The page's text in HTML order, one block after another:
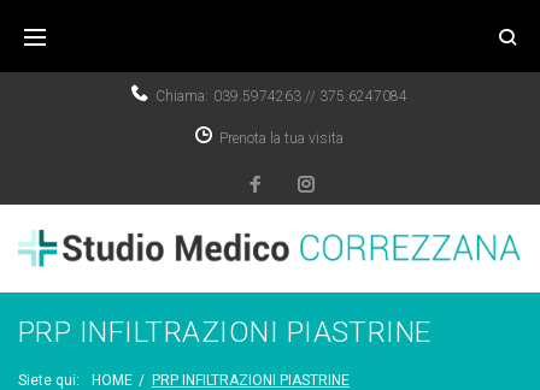
Chiama: 039.5974263// 375.6247084
Prenota la tua visita
PRP INFILTRAZIONI PIASTRINE
Siete qui: HOME / PRP INFILTRAZIONI PIASTRINE